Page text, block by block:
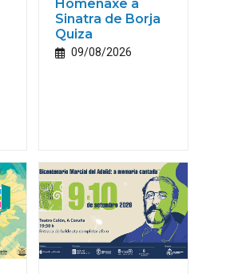
Homenaxe a
Sinatra de Borja
Quiza
09/08/2026